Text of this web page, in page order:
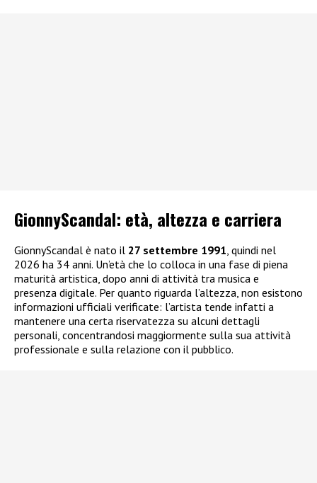
GionnyScandal: età, altezza e carriera
GionnyScandal è nato il 27 settembre 1991, quindi nel
2026 ha 34 anni. Un’età che lo colloca in una fase di piena
maturità artistica, dopo anni di attività tra musica e
presenza digitale. Per quanto riguarda l’altezza, non esistono
informazioni ufficiali verificate: l’artista tende infatti a
mantenere una certa riservatezza su alcuni dettagli
personali, concentrandosi maggiormente sulla sua attività
professionale e sulla relazione con il pubblico.